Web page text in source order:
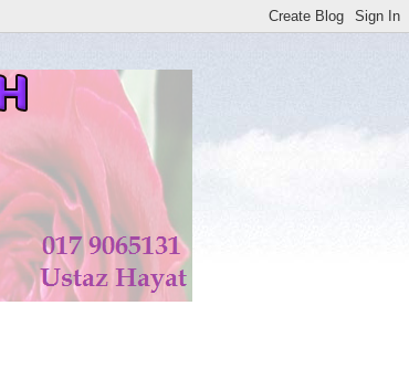
DISEMBUHKAN ALLAH TAALA. AMIN**